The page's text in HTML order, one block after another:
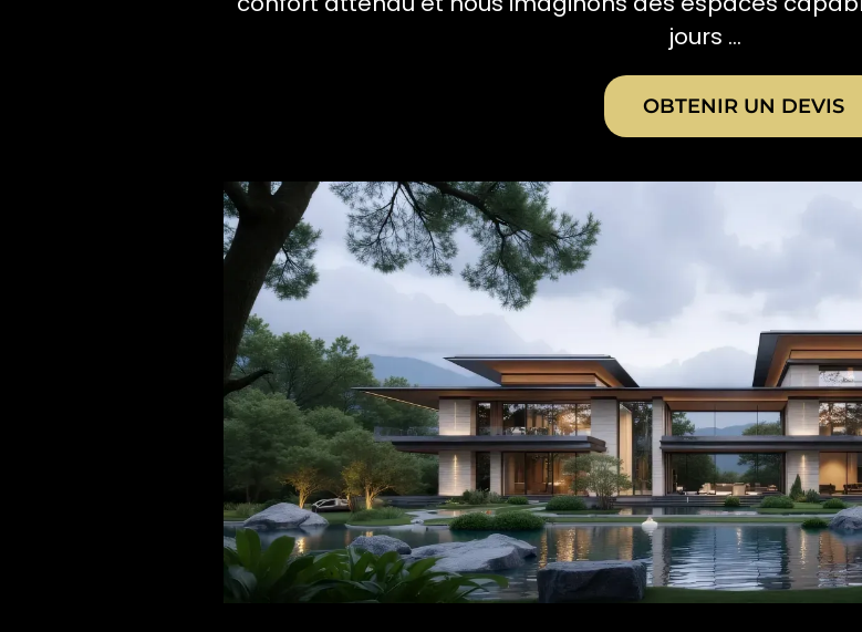
jours ...
OBTENIR UN DEVIS